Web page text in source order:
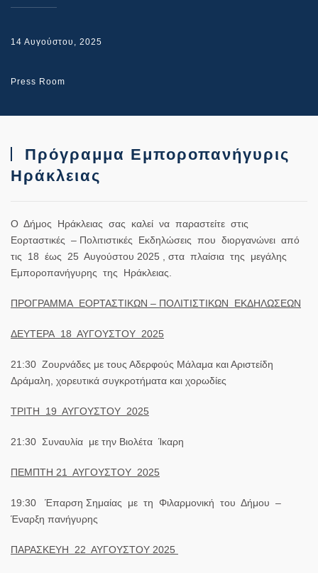
14 Αυγούστου, 2025
Press Room
Πρόγραμμα Εμποροπανήγυρις
Ηράκλειας
Ο Δήμος Ηράκλειας σας καλεί να παραστείτε στις
Εορταστικές – Πολιτιστικές Εκδηλώσεις που διοργανώνει από
τις 18 έως 25 Αυγούστου 2025 , στα πλαίσια της μεγάλης
Εμποροπανήγυρης της Ηράκλειας.
ΠΡΟΓΡΑΜΜΑ ΕΟΡΤΑΣΤΙΚΩΝ – ΠΟΛΙΤΙΣΤΙΚΩΝ ΕΚΔΗΛΩΣΕΩΝ
ΔΕΥΤΕΡΑ 18 ΑΥΓΟΥΣΤΟΥ 2025
21:30 Ζουρνάδες με τους Αδερφούς Μάλαμα και Αριστείδη
Δράμαλη, χορευτικά συγκροτήματα και χορωδίες
ΤΡΙΤΗ 19 ΑΥΓΟΥΣΤΟΥ 2025
21:30 Συναυλία με την Βιολέτα Ίκαρη
ΠΕΜΠΤΗ 21 ΑΥΓΟΥΣΤΟΥ 2025
19:30 Έπαρση Σημαίας με τη Φιλαρμονική του Δήμου –
Έναρξη πανήγυρης
ΠΑΡΑΣΚΕΥΗ 22 ΑΥΓΟΥΣΤΟΥ 2025